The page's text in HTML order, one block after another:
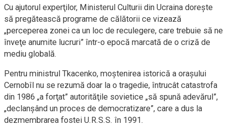
Cu ajutorul experţilor, Ministerul Culturii din Ucraina doreşte
să pregătească programe de călătorii ce vizează
„perceperea zonei ca un loc de reculegere, care trebuie să ne
înveţe anumite lucruri” într-o epocă marcată de o criză de
mediu globală.
Pentru ministrul Tkacenko, moştenirea istorică a oraşului
Cernobîl nu se rezumă doar la o tragedie, întrucât catastrofa
din 1986 „a forţat” autorităţile sovietice „să spună adevărul”,
„declanşând un proces de democratizare”, care a dus la
dezmembrarea fostei U.R.S.S. în 1991.